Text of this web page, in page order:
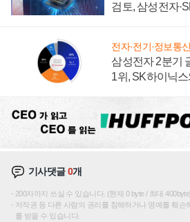
검토, 삼성전자
전자·전기·정보통신
삼성전자 2분기
1위, SK하이닉
기사댓글0개
200자까지 쓰실 수 있습니다. (현재 0 byte / 최대
저작권 등 다른 사람의 권리를 침해하거나 명예를 훼손
를 받을 수 있습니다.